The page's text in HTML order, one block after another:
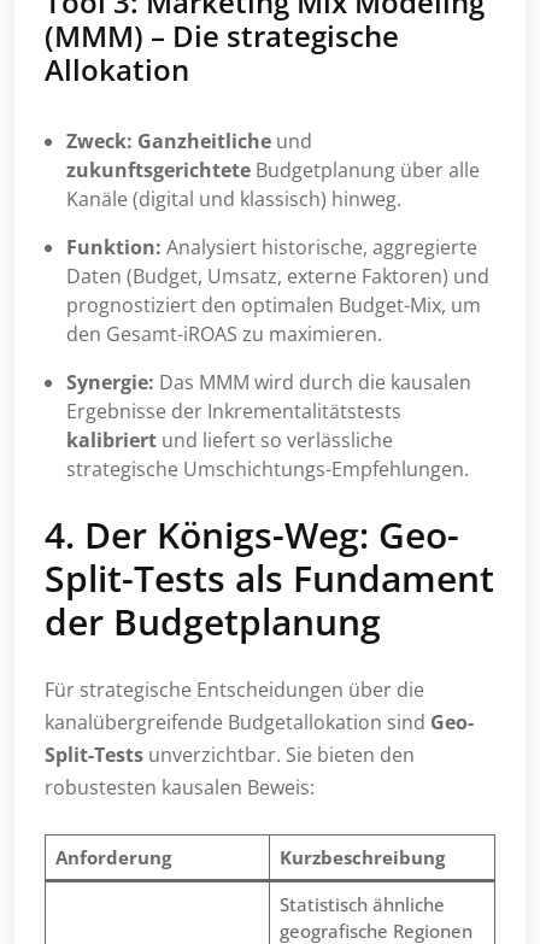
(MMM) – Die strategische
Allokation
Zweck: Ganzheitliche und
zukunftsgerichtete Budgetplanung über alle
Kanäle (digital und klassisch) hinweg.
Funktion: Analysiert historische, aggregierte
Daten (Budget, Umsatz, externe Faktoren) und
prognostiziert den optimalen Budget-Mix, um
den Gesamt-iROAS zu maximieren.
Synergie: Das MMM wird durch die kausalen
Ergebnisse der Inkrementalitätstests
kalibriert und liefert so verlässliche
strategische Umschichtungs-Empfehlungen.
4. Der Königs-Weg: Geo-
Split-Tests als Fundament
der Budgetplanung
Für strategische Entscheidungen über die
kanalübergreifende Budgetallokation sind Geo-
Split-Tests unverzichtbar. Sie bieten den
robustesten kausalen Beweis:
Anforderung Kurzbeschreibung
Statistisch ähnliche
geografische Regionen